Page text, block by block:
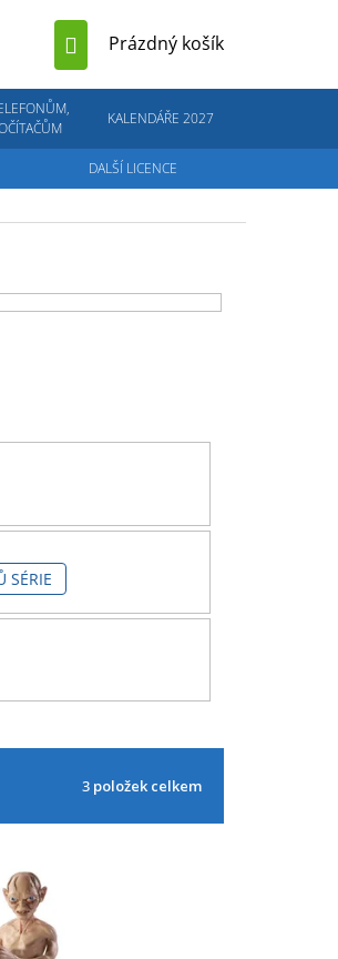
NÁKUPNÍ
Prázdný košík
KALENDÁŘE 2027
DALŠÍ LICENCE
SÉRIE
3 položek celkem